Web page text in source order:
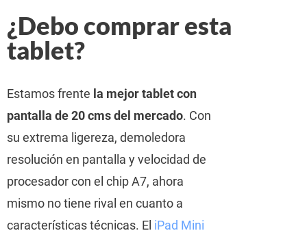
¿Debo comprar esta
tablet?
Estamos frente la mejor tablet con
pantalla de 20 cms del mercado. Con
su extrema ligereza, demoledora
resolución en pantalla y velocidad de
procesador con el chip A7, ahora
mismo no tiene rival en cuanto a
características técnicas. El iPad Mini